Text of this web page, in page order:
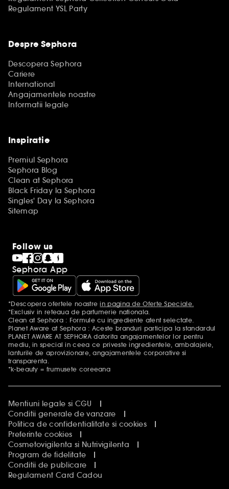
Regulament YSL Party
Despre Sephora
Descopera Sephora
Cariere
International
Angajamentele noastre
Informatii legale
Inspiratie
Premiul Sephora
Sephora Blog
Clean at Sephora
Black Friday la Sephora
Singles' Day la Sephora
Sitemap
Follow us
Sephora App
Mentiuni aditionale
*Descopera ofertele noastrein pagina de Oferte Speciale.
*Exclusiv in reteaua de parfumerie nationala.
Clean at Sephora : Formule cu ingrediente atent selectate.
Planet Aware at Sephora : Aceste branduri participa la standardul
PLANET AWARE AT SEPHORA datorita angajamentelor lor pentru
mediu, in special in ceea ce priveste ingredientele, ambalajele,
lanturile de aprovizionare, angajamentele corporative si
transparenta.
*k-beauty = frumusete coreeana
Mentiuni legale si CGU
Conditii generale de vanzare
Politica de confidentialitate si cookies
Preferinte cookies
Cosmetovigilenta si Nutrivigilenta
Program de fidelitate
Conditii de publicare
Regulament Card Cadou